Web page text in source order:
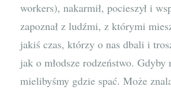
workers), nakarmił, pocieszył i
zapoznał z ludźmi, z którymi
jakiś czas, którzy o nas dbali i
jak o młodsze rodzeństwo.
mielibyśmy gdzie spać. Może